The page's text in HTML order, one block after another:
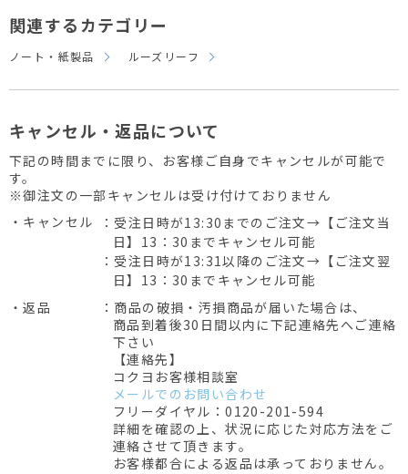
関連するカテゴリー
ノート・紙製品 ルーズリーフ
キャンセル・返品について
下記の時間までに限り、お客様ご自身でキャンセルが可能で
す。
※御注文の一部キャンセルは受け付けておりません
・キャンセル
：受注日時が13:30までのご注文→【ご注文当
日】13：30までキャンセル可能
：受注日時が13:31以降のご注文→【ご注文翌
日】13：30までキャンセル可能
・返品
：商品の破損・汚損商品が届いた場合は、
商品到着後30日間以内に下記連絡先へご連絡
下さい
【連絡先】
コクヨお客様相談室
メールでのお問い合わせ
フリーダイヤル：0120-201-594
詳細を確認の上、状況に応じた対応方法をご
連絡させて頂きます。
お客様都合による返品は承っておりません。